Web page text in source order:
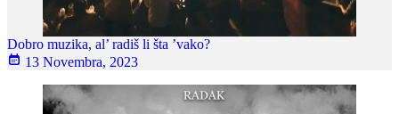
Dobro muzika, al’ radiš li šta ’vako?
13 Novembra, 2023